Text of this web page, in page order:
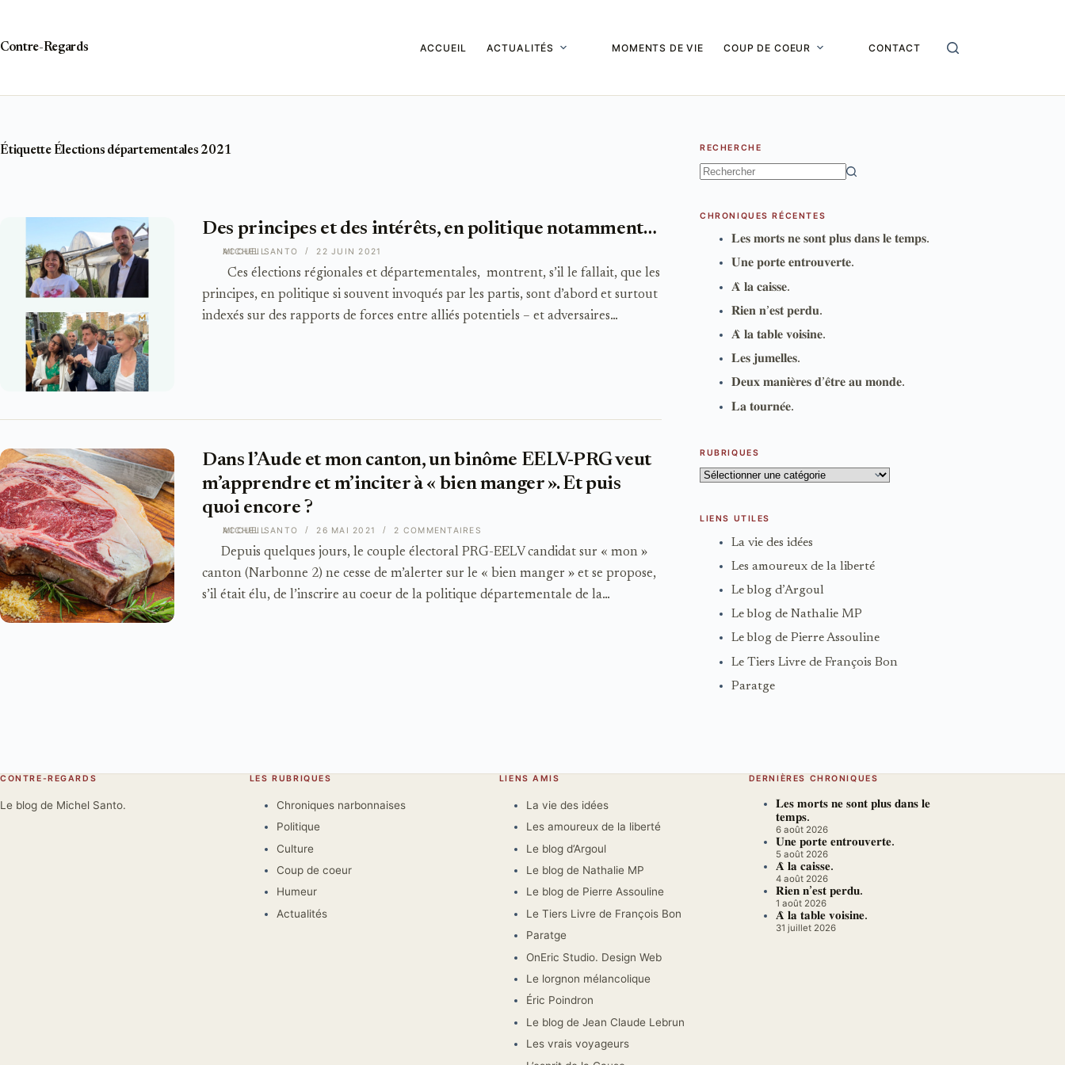
Contre-Regards
ACCUEIL ACTUALITÉS MOMENTS DE VIE COUP DE COEUR CONTACT
ÉtiquetteÉlections départementales 2021
ACCUEIL
Des principes et des intérêts, en politique notamment…
Ces élections régionales et départementales, montrent, s’il le fallait, que les
principes, en politique si souvent invoqués par les partis, sont d’abord et surtout
indexés sur des rapports de forces entre alliés potentiels – et adversaires…
MICHEL SANTO 22 JUIN 2021
ACCUEIL
Dans l’Aude et mon canton, un binôme EELV-PRG veut
m’apprendre et m’inciter à « bien manger ». Et puis
quoi encore ?
Depuis quelques jours, le couple électoral PRG-EELV candidat sur « mon »
canton (Narbonne 2) ne cesse de m’alerter sur le « bien manger » et se propose,
s’il était élu, de l’inscrire au coeur de la politique départementale de la…
MICHEL SANTO 26 MAI 2021 2 COMMENTAIRES
RECHERCHE
CHRONIQUES RÉCENTES
𝐋𝐞𝐬 𝐦𝐨𝐫𝐭𝐬 𝐧𝐞 𝐬𝐨𝐧𝐭 𝐩𝐥𝐮𝐬 𝐝𝐚𝐧𝐬 𝐥𝐞 𝐭𝐞𝐦𝐩𝐬.
𝐔𝐧𝐞 𝐩𝐨𝐫𝐭𝐞 𝐞𝐧𝐭𝐫𝐨𝐮𝐯𝐞𝐫𝐭𝐞.
𝐀̀ 𝐥𝐚 𝐜𝐚𝐢𝐬𝐬𝐞.
𝐑𝐢𝐞𝐧 𝐧’𝐞𝐬𝐭 𝐩𝐞𝐫𝐝𝐮.
𝐀̀ 𝐥𝐚 𝐭𝐚𝐛𝐥𝐞 𝐯𝐨𝐢𝐬𝐢𝐧𝐞.
𝐋𝐞𝐬 𝐣𝐮𝐦𝐞𝐥𝐥𝐞𝐬.
𝐃𝐞𝐮𝐱 𝐦𝐚𝐧𝐢𝐞̀𝐫𝐞𝐬 𝐝’𝐞̂𝐭𝐫𝐞 𝐚𝐮 𝐦𝐨𝐧𝐝𝐞.
𝐋𝐚 𝐭𝐨𝐮𝐫𝐧𝐞́𝐞.
RUBRIQUES
Rubriques
LIENS UTILES
La vie des idées
Les amoureux de la liberté
Le blog d’Argoul
Le blog de Nathalie MP
Le blog de Pierre Assouline
Le Tiers Livre de François Bon
Paratge
CONTRE-REGARDS
Le blog de Michel Santo.
LES RUBRIQUES
Chroniques narbonnaises
Politique
Culture
Coup de coeur
Humeur
Actualités
LIENS AMIS
La vie des idées
Les amoureux de la liberté
Le blog d’Argoul
Le blog de Nathalie MP
Le blog de Pierre Assouline
Le Tiers Livre de François Bon
Paratge
OnEric Studio. Design Web
Le lorgnon mélancolique
Éric Poindron
Le blog de Jean Claude Lebrun
Les vrais voyageurs
DERNIÈRES CHRONIQUES
𝐋𝐞𝐬 𝐦𝐨𝐫𝐭𝐬 𝐧𝐞 𝐬𝐨𝐧𝐭 𝐩𝐥𝐮𝐬 𝐝𝐚𝐧𝐬 𝐥𝐞
𝐭𝐞𝐦𝐩𝐬.
6 août 2026
𝐔𝐧𝐞 𝐩𝐨𝐫𝐭𝐞 𝐞𝐧𝐭𝐫𝐨𝐮𝐯𝐞𝐫𝐭𝐞.
5 août 2026
𝐀̀ 𝐥𝐚 𝐜𝐚𝐢𝐬𝐬𝐞.
4 août 2026
𝐑𝐢𝐞𝐧 𝐧’𝐞𝐬𝐭 𝐩𝐞𝐫𝐝𝐮.
1 août 2026
𝐀̀ 𝐥𝐚 𝐭𝐚𝐛𝐥𝐞 𝐯𝐨𝐢𝐬𝐢𝐧𝐞.
31 juillet 2026